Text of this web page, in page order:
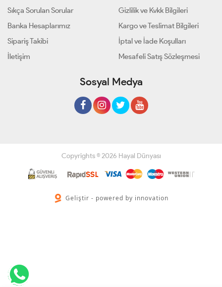
Sıkça Sorulan Sorular
Banka Hesaplarımız
Sipariş Takibi
İletişim
Gizlilik ve Kvkk Bilgileri
Kargo ve Teslimat Bilgileri
İptal ve İade Koşulları
Mesafeli Satış Sözleşmesi
Sosyal Medya
Copyrights © 2026 Hayal Dünyası
Geliştir - powered by innovation